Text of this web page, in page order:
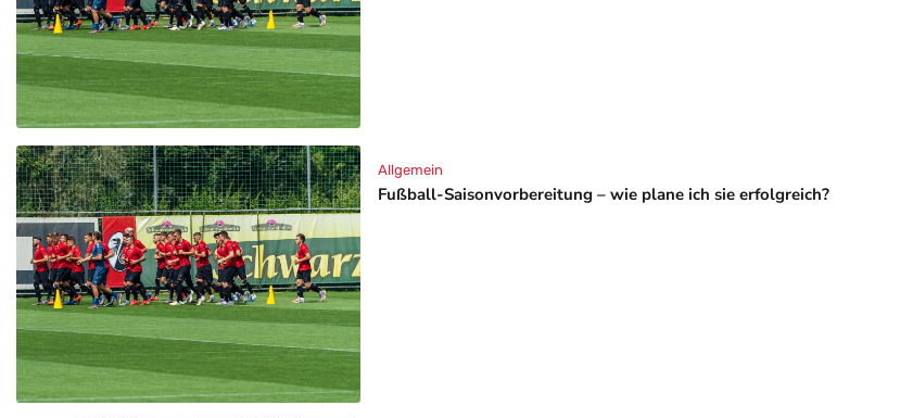
Fußball-Saisonvorbereitung – wie plane ich sie erfolgreich?
Allgemein